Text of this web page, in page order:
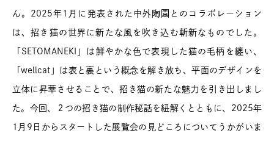
ん。2025年1月に発表された中外陶園とのコラボレーション
は、招き猫の世界に新たな風を吹き込む斬新なものでした。
「SETOMANEKI」は鮮やかな色で表現した猫の毛柄を纏い、
「wellcat」は表と裏という概念を解き放ち、平面のデザインを
立体に昇華させることで、招き猫の新たな魅力を引き出しまし
た。今回、２つの招き猫の制作秘話を紐解くとともに、2025年
1月9日からスタートした展覧会の見どころについてうかがいま